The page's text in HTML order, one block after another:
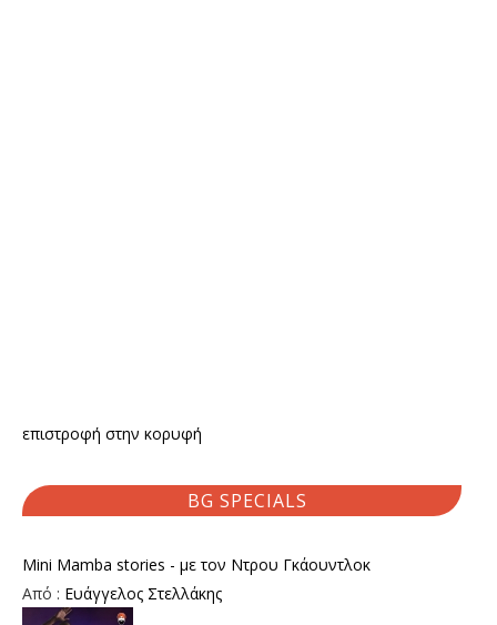
επιστροφή στην κορυφή
BG SPECIALS
Mini Mamba stories - με τον Ντρου Γκάουντλοκ
Από : Ευάγγελος Στελλάκης